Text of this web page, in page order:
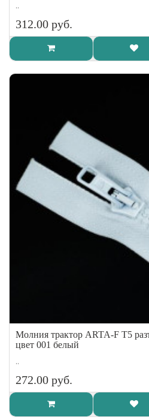
..
312.00 руб.
Молния трактор ARTA-F Т5
цвет 001 белый
..
272.00 руб.